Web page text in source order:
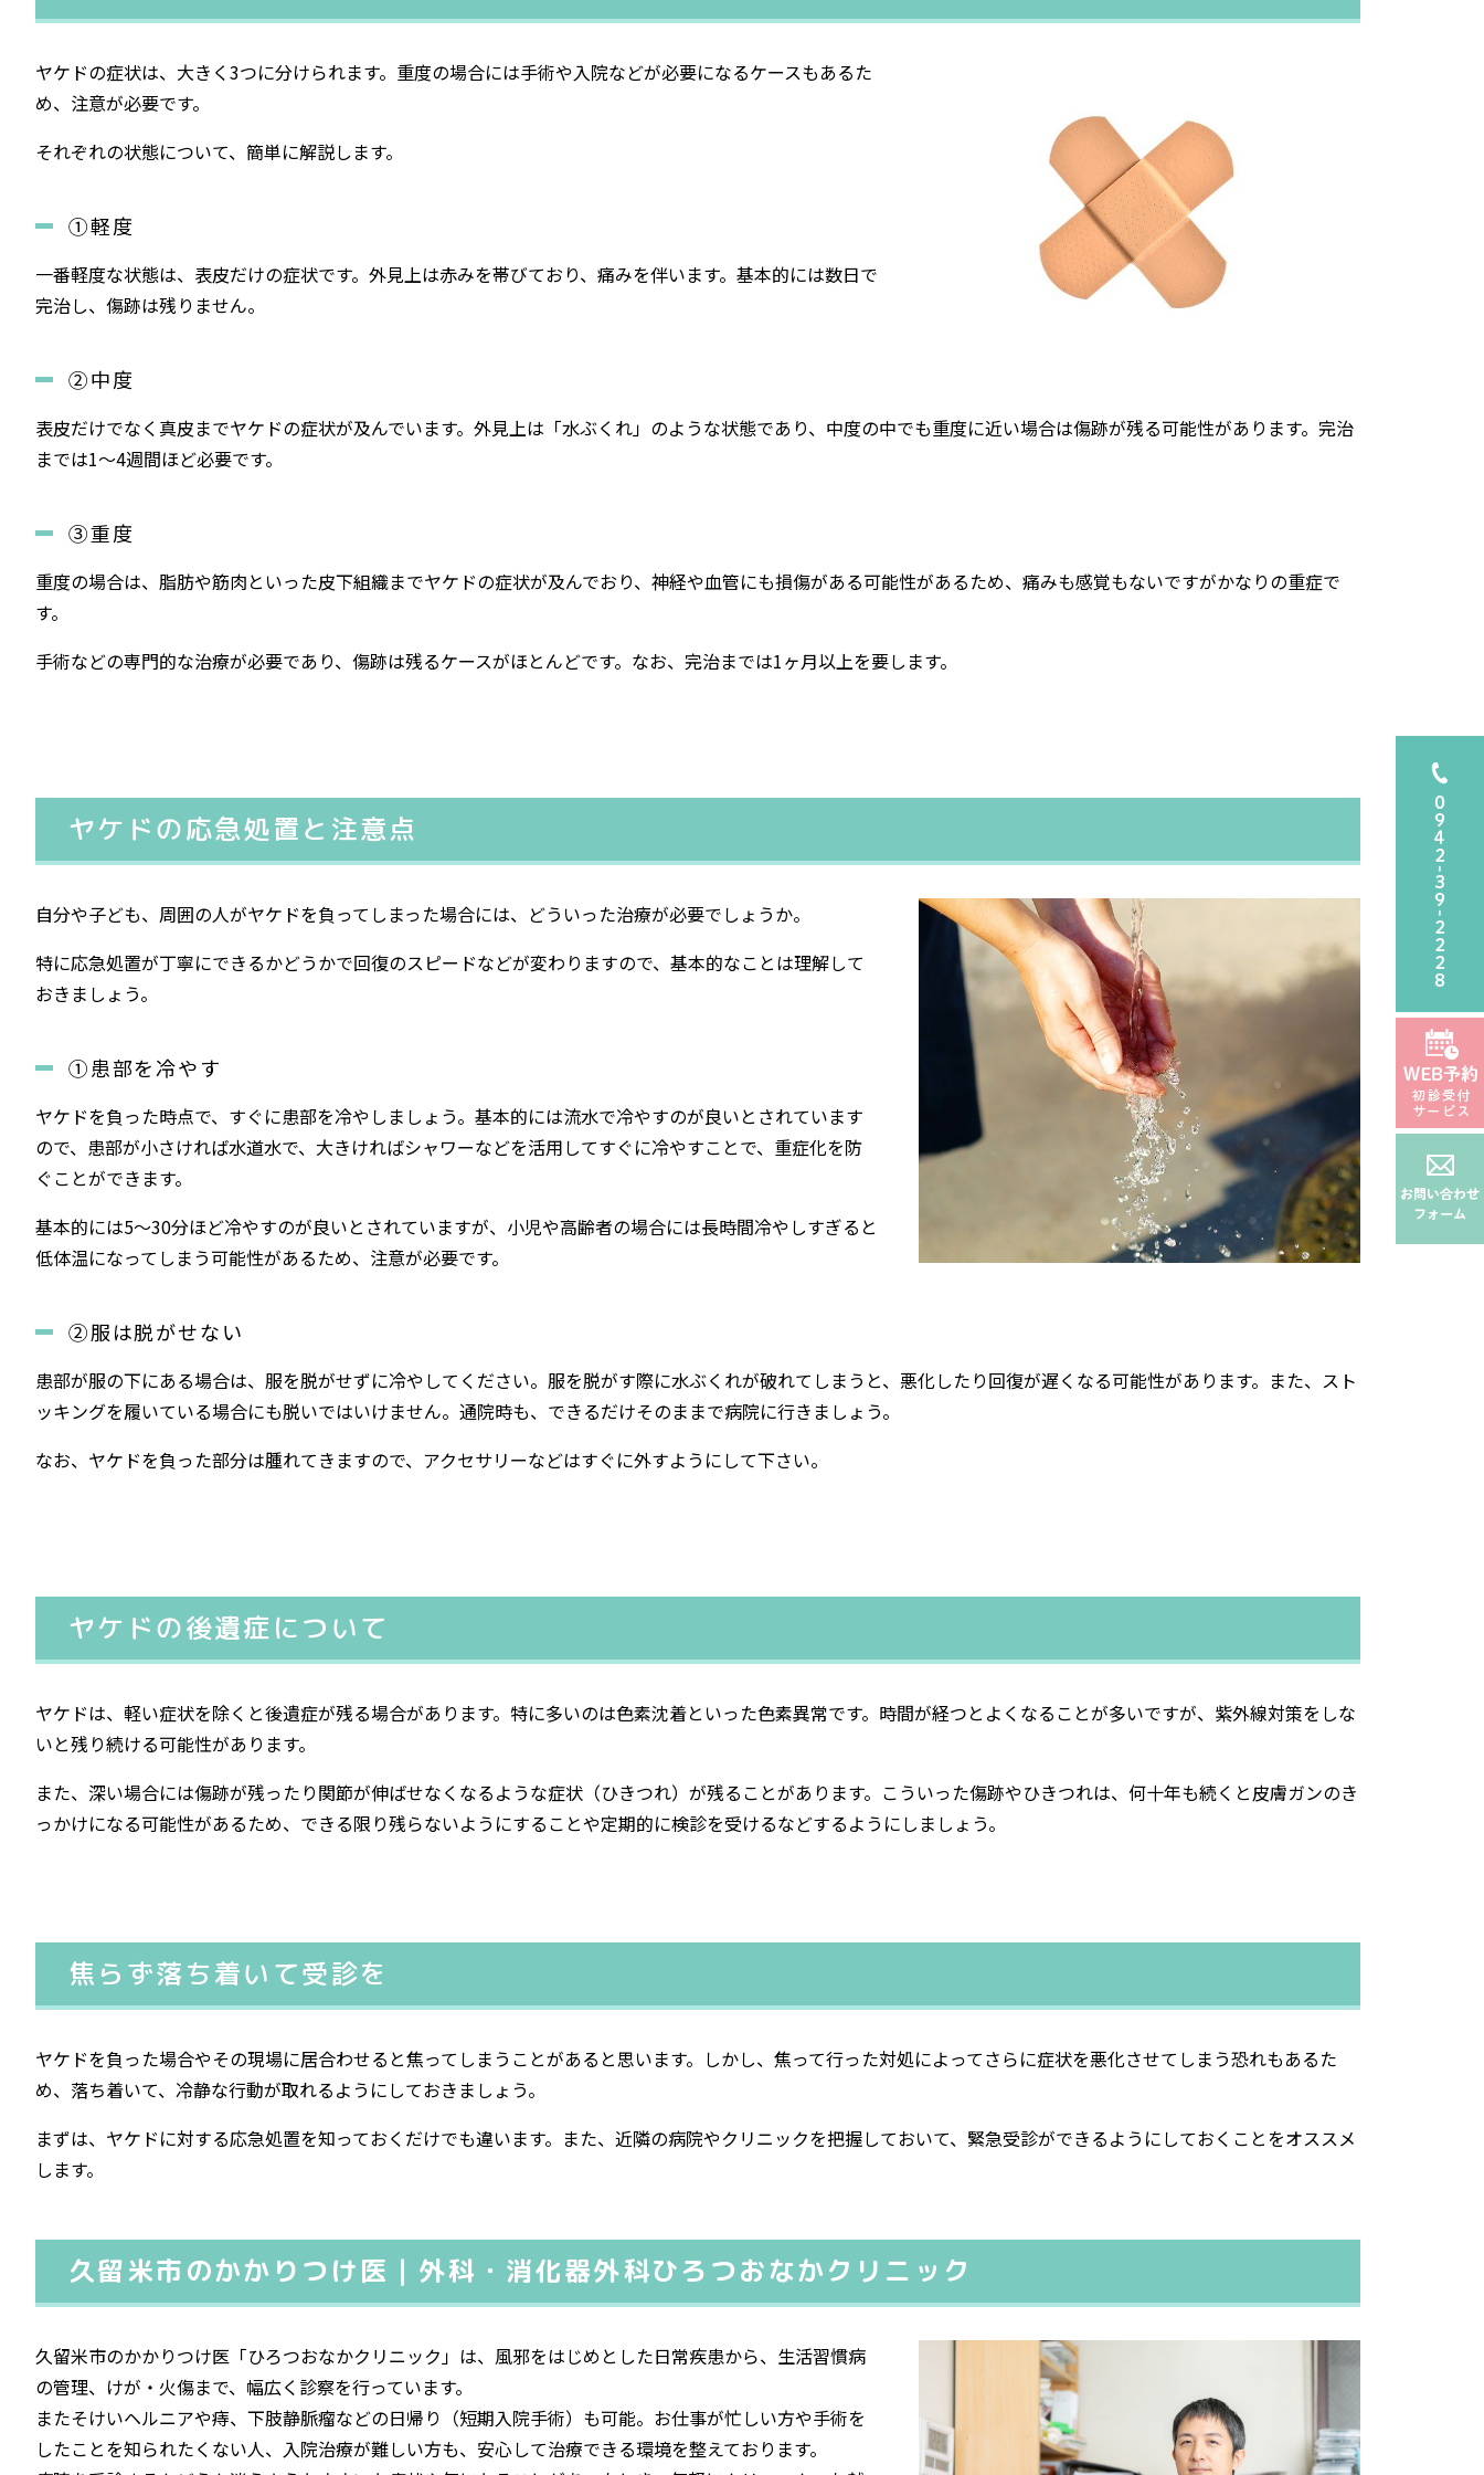
ヤケドの症状は、大きく3つに分けられます。重度の場合には手術や入院などが必要になるケースもあるた
め、注意が必要です。
それぞれの状態について、簡単に解説します。
①軽度
一番軽度な状態は、表皮だけの症状です。外見上は赤みを帯びており、痛みを伴います。基本的には数日で
完治し、傷跡は残りません。
②中度
表皮だけでなく真皮までヤケドの症状が及んでいます。外見上は「水ぶくれ」のような状態であり、中度の中でも重度に近い場合は傷跡が残る可能性があります。完治
までは1〜4週間ほど必要です。
③重度
重度の場合は、脂肪や筋肉といった皮下組織までヤケドの症状が及んでおり、神経や血管にも損傷がある可能性があるため、痛みも感覚もないですがかなりの重症で
す。
手術などの専門的な治療が必要であり、傷跡は残るケースがほとんどです。なお、完治までは1ヶ月以上を要します。
ヤケドの応急処置と注意点
自分や子ども、周囲の人がヤケドを負ってしまった場合には、どういった治療が必要でしょうか。
特に応急処置が丁寧にできるかどうかで回復のスピードなどが変わりますので、基本的なことは理解して
おきましょう。
①患部を冷やす
ヤケドを負った時点で、すぐに患部を冷やしましょう。基本的には流水で冷やすのが良いとされています
ので、患部が小さければ水道水で、大きければシャワーなどを活用してすぐに冷やすことで、重症化を防
ぐことができます。
基本的には5〜30分ほど冷やすのが良いとされていますが、小児や高齢者の場合には長時間冷やしすぎると
低体温になってしまう可能性があるため、注意が必要です。
②服は脱がせない
患部が服の下にある場合は、服を脱がせずに冷やしてください。服を脱がす際に水ぶくれが破れてしまうと、悪化したり回復が遅くなる可能性があります。また、スト
ッキングを履いている場合にも脱いではいけません。通院時も、できるだけそのままで病院に行きましょう。
なお、ヤケドを負った部分は腫れてきますので、アクセサリーなどはすぐに外すようにして下さい。
ヤケドの後遺症について
ヤケドは、軽い症状を除くと後遺症が残る場合があります。特に多いのは色素沈着といった色素異常です。時間が経つとよくなることが多いですが、紫外線対策をしな
いと残り続ける可能性があります。
また、深い場合には傷跡が残ったり関節が伸ばせなくなるような症状（ひきつれ）が残ることがあります。こういった傷跡やひきつれは、何十年も続くと皮膚ガンのき
っかけになる可能性があるため、できる限り残らないようにすることや定期的に検診を受けるなどするようにしましょう。
焦らず落ち着いて受診を
ヤケドを負った場合やその現場に居合わせると焦ってしまうことがあると思います。しかし、焦って行った対処によってさらに症状を悪化させてしまう恐れもあるた
め、落ち着いて、冷静な行動が取れるようにしておきましょう。
まずは、ヤケドに対する応急処置を知っておくだけでも違います。また、近隣の病院やクリニックを把握しておいて、緊急受診ができるようにしておくことをオススメ
します。
久留米市のかかりつけ医｜外科・消化器外科ひろつおなかクリニック
久留米市のかかりつけ医「ひろつおなかクリニック」は、風邪をはじめとした日常疾患から、生活習慣病
の管理、けが・火傷まで、幅広く診察を行っています。
またそけいヘルニアや痔、下肢静脈瘤などの日帰り（短期入院手術）も可能。お仕事が忙しい方や手術を
したことを知られたくない人、入院治療が難しい方も、安心して治療できる環境を整えております。